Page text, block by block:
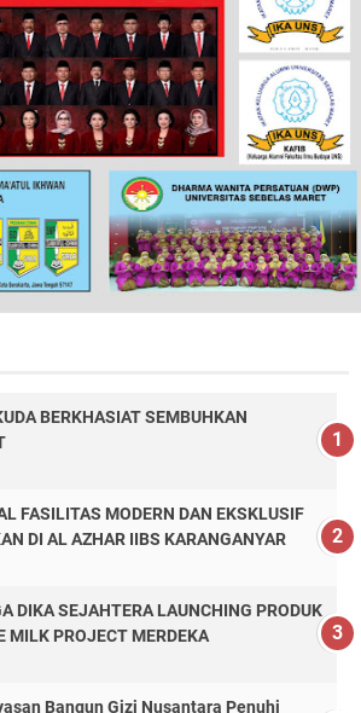
BERKHASIAT SEMBUHKAN
FASILITAS MODERN DAN EKSKLUSIF
DI AL AZHAR IIBS KARANGANYAR
DIKA SEJAHTERA LAUNCHING PRODUK
MILK PROJECT MERDEKA
Bangun Gizi Nusantara Penuhi